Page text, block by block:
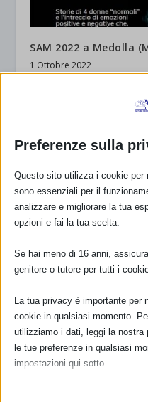
SAM 2022 a Medolla
1 Ottobre 2022
SAM 2024 a Parma e
21 Settembre 2024
Preferenze sulla
Questo sito utilizza i cookie per
sono essenziali per il
analizzare e migliorare la tua
opzioni e fai la tua scelta.
Se hai meno di 16 anni,
genitore o tutore per tutti i
La tua privacy è importante per
cookie in qualsiasi momento.
utilizziamo i dati, leggi la
le tue preferenze in qualsiasi
impostazioni qui sotto.